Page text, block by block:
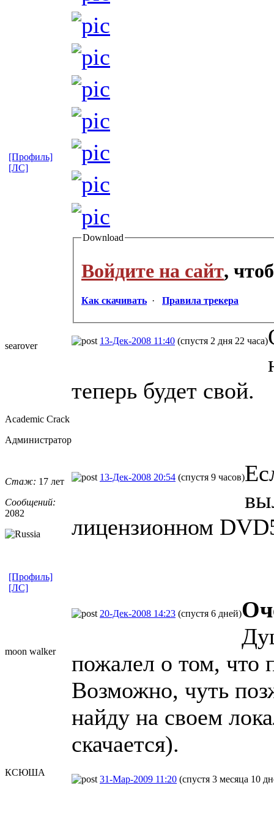
Download
Войдите на сайт,
Как скачивать · Правила трекера
[Профиль]
[ЛС]
searover 13-Дек-2008 11:40 (спустя 2 дня 22 часа)
теперь будет свой.
Academic Crack
Администратор
Стаж: 17 лет
Сообщений:
2082
13-Дек-2008 20:54 (спустя 9 часов)
лицензионном
[Профиль]
[ЛС]
moon walker
20-Дек-2008 14:23 (спустя 6 дней)
пожалел о том, что
Возможно, чуть
найду на своем
скачается).
КСЮША
31-Мар-2009 11:20 (спустя 3 месяца 10